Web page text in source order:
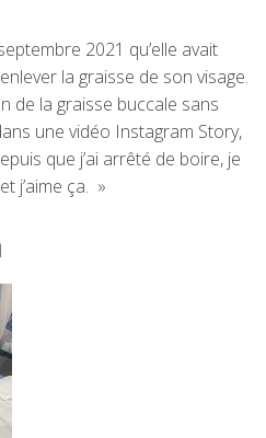
2021 qu’elle avait
la graisse de son visage.
de la graisse buccale sans
une vidéo Instagram Story,
que j’ai arrêté de boire, je
j’aime ça. »